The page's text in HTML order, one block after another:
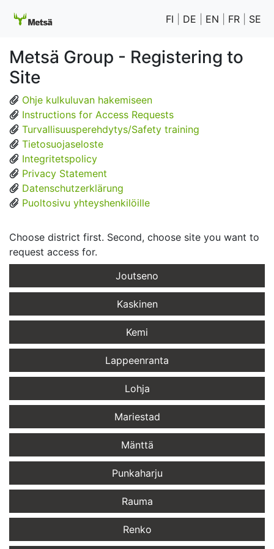
FI DE EN FR SE
Metsä Group - Registering to
Site
Ohje kulkuluvan hakemiseen
Instructions for Access Requests
Turvallisuusperehdytys/Safety training
Tietosuojaseloste
Integritetspolicy
Privacy Statement
Datenschutzerklärung
Puoltosivu yhteyshenkilöille
Choose district first. Second, choose site you want to
request access for.
Joutseno
Kaskinen
Kemi
Lappeenranta
Lohja
Mariestad
Mänttä
Punkaharju
Rauma
Renko